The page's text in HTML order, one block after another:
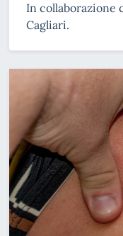
In collaborazione
Cagliari.